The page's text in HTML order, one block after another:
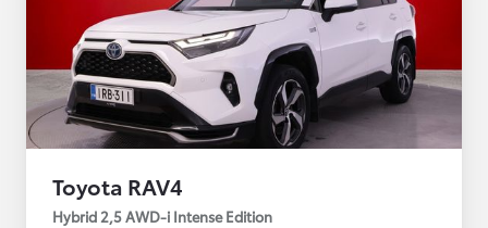
Toyota RAV4
Hybrid 2,5 AWD-i Intense Edition